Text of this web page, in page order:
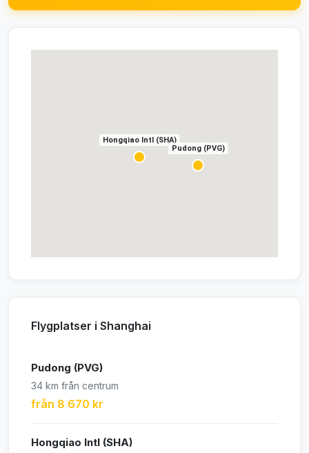
Pudong (PVG)
Hongqiao Intl (SHA)
Flygplatser i Shanghai
Pudong (PVG)
34 km från centrum
från 8 670 kr
Hongqiao Intl (SHA)